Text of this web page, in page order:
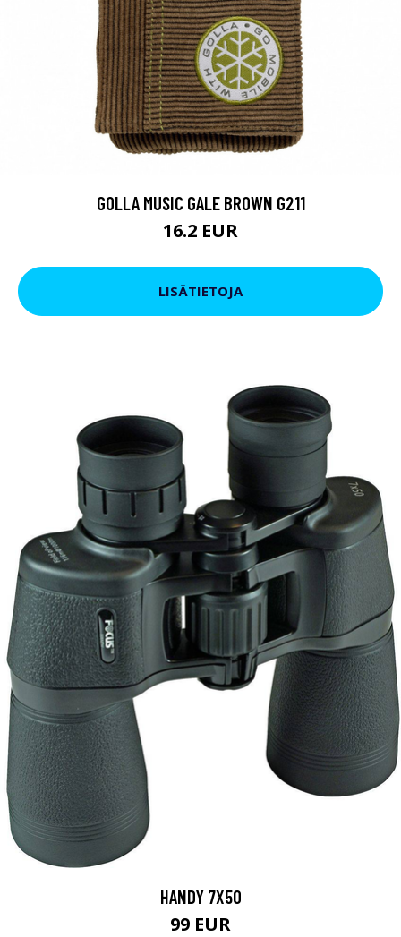
GOLLA MUSIC GALE BROWN G211
16.2 EUR
LISÄTIETOJA
HANDY 7X50
99 EUR